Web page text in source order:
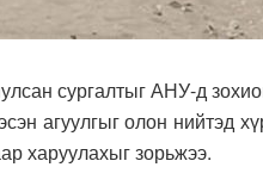
сургалтыг АНУ-д
агуулгыг олон нийтэд
харуулахыг зорьжээ.